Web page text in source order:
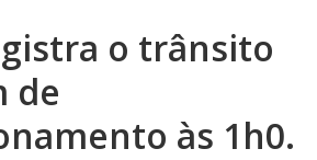
o trânsito
de
às 1h0.